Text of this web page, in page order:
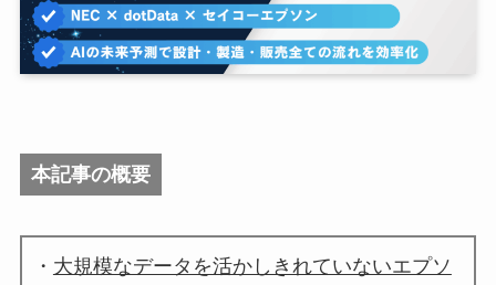
本記事の概要
・ 大規模なデータを活かしきれていないエプソ